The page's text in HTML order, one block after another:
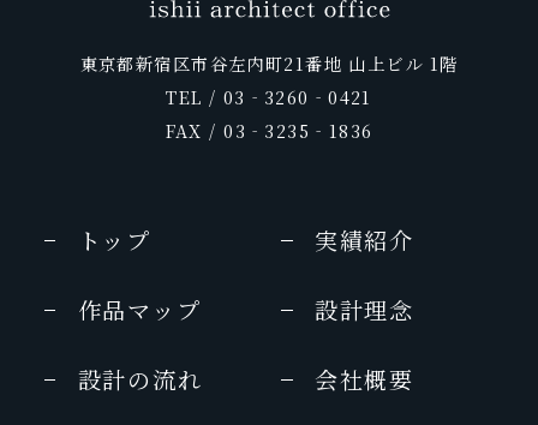
東京都新宿区市谷左内町21番地 山上ビル 1階
TEL / 03‐3260‐0421
FAX / 03‐3235‐1836
トップ 実績紹介
作品マップ 設計理念
設計の流れ 会社概要